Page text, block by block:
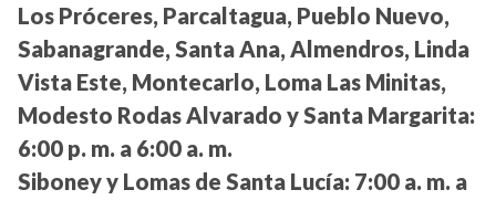
Los Próceres, Parcaltagua, Pueblo Nuevo,
Sabanagrande, Santa Ana, Almendros, Linda
Vista Este, Montecarlo, Loma Las Minitas,
Modesto Rodas Alvarado y Santa Margarita:
6:00 p. m. a 6:00 a. m.
Siboney y Lomas de Santa Lucía: 7:00 a. m. a